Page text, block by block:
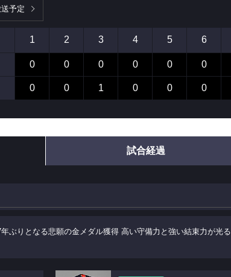
予定
1 2 3 4 5 6
0 0 0 0 0 0
0 0 1 0 0 0
試合経過
ぶりとなる悲願の金メダル獲得 高い守備力と強い結束力が光る